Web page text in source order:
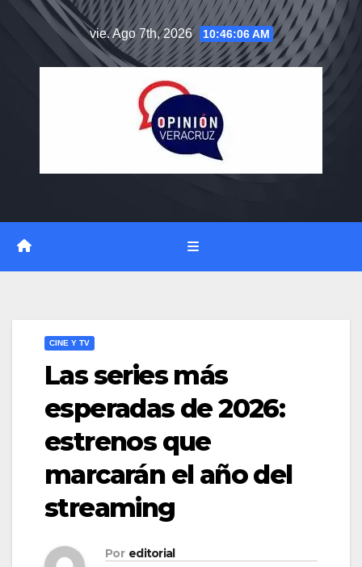
vie. Ago 7th, 2026 10:46:07 AM
CINE Y TV
Las series más
esperadas de 2026:
estrenos que
marcarán el año del
streaming
Por editorial